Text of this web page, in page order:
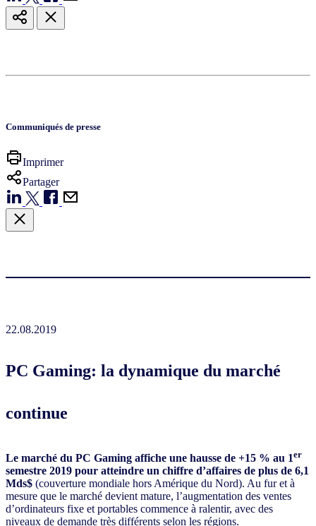
Communiqués de presse
Imprimer
Partager
22.08.2019
PC Gaming: la dynamique du marché
continue
Le marché du PC Gaming affiche une hausse de +15 % au 1er
semestre 2019 pour atteindre un chiffre d’affaires de plus de 6,1
Mds$ (couverture mondiale hors Amérique du Nord). Au fur et à
mesure que le marché devient mature, l’augmentation des ventes
d’ordinateurs fixe et portables commence à ralentir, avec des
niveaux de demande très différents selon les régions.